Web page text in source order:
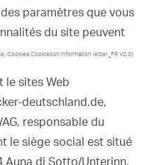
paramètres que vous
du site peuvent
Cookies Cookiebot information letter_FR V2.0).
le sites Web
deutschland.de,
responsable du
le siège social est situé
Auna di Sotto/Unterinn,